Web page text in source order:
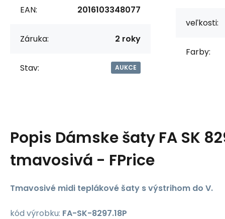
EAN: 2016103348077
Záruka: 2 roky
Stav: AUKCE
veľkosti:
Farby:
Popis Dámske šaty FA SK
tmavosivá - FPrice
Tmavosivé midi teplákové šaty s výstrihom do V.
kód výrobku: FA-SK-8297.18P